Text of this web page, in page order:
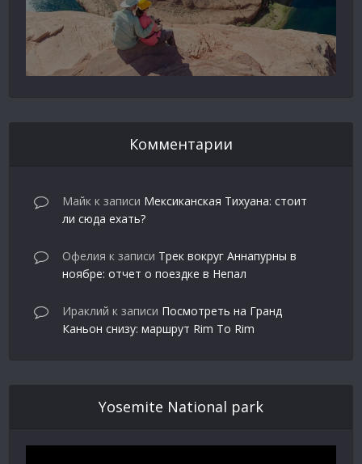
Комментарии
Майк к записи Мексиканская Тихуана: стоит
ли сюда ехать?
Офелия к записи Трек вокруг Аннапурны в
ноябре: отчет о поездке в Непал
Ираклий к записи Посмотреть на Гранд
Каньон снизу: маршрут Rim To Rim
Yosemite National park